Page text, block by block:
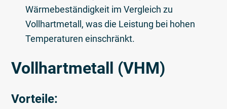
Wärmebeständigkeit im Vergleich zu
Vollhartmetall, was die Leistung bei hohen
Temperaturen einschränkt.
Vollhartmetall (VHM)
Vorteile: